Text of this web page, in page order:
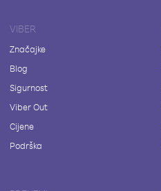
VIBER
Značajke
Blog
Sigurnost
Viber Out
Cijene
Podrška